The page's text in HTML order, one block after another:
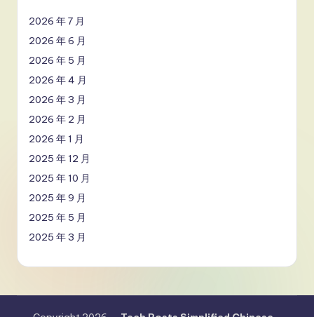
2026 年 7 月
2026 年 6 月
2026 年 5 月
2026 年 4 月
2026 年 3 月
2026 年 2 月
2026 年 1 月
2025 年 12 月
2025 年 10 月
2025 年 9 月
2025 年 5 月
2025 年 3 月